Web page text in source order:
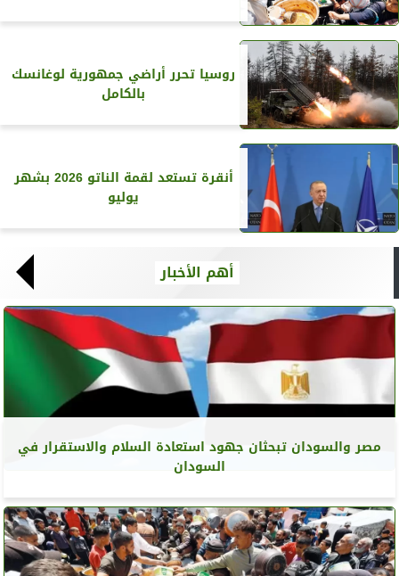
روسيا تحرر أراضي جمهورية لوغانسك
بالكامل
أنقرة تستعد لقمة الناتو 2026 بشهر
يوليو
أهم الأخبار
مصر والسودان تبحثان جهود استعادة السلام والاستقرار في
السودان